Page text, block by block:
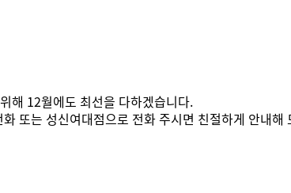
해 12월에도 최선을 다하겠습니다.
또는 성신여대점으로 전화 주시면 친절하게 안내해